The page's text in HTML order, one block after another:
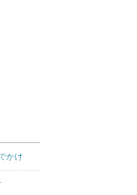
かけ